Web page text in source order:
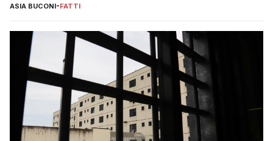
ASIA BUCONI-FATTI